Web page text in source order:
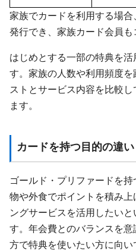
家族でカードを利用する場
発行でき、家族カード会員
はじめとする一部の特典を
す。家族の人数や利用頻度
ストとサービス内容を比較
ます。
カードを持つ目的の違い
ゴールド・プリファードを
物や外食でポイントを積み
ングサービスを活用したい
す。年会費とのバランスを
方で特典を使いたい方に向い